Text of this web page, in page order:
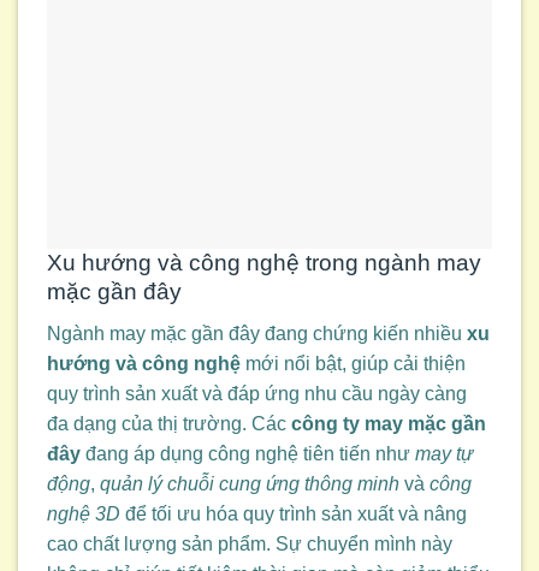
Xu hướng và công nghệ trong ngành may
mặc gần đây
Ngành may mặc gần đây đang chứng kiến nhiều xu
hướng và công nghệ mới nổi bật, giúp cải thiện
quy trình sản xuất và đáp ứng nhu cầu ngày càng
đa dạng của thị trường. Các công ty may mặc gần
đây đang áp dụng công nghệ tiên tiến như may tự
động, quản lý chuỗi cung ứng thông minh và công
nghệ 3D để tối ưu hóa quy trình sản xuất và nâng
cao chất lượng sản phẩm. Sự chuyển mình này